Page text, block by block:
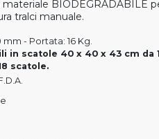
BIODEGRADABILE
tralci manuale.
mm - Portata: 16 Kg.
in scatole 40 x 40 x 43 cm da
scatole.